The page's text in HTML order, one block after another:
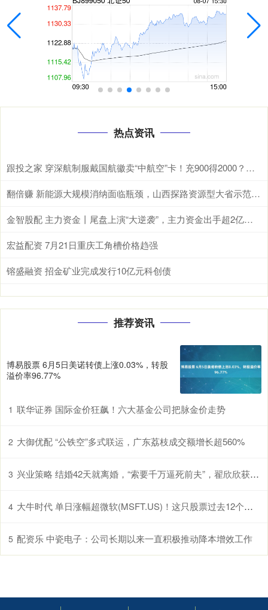
热点资讯
跟投之家 穿深航制服戴国航徽卖“中航空”卡！充900得2000？深航紧急辟谣：非员工，套路老旧
翻倍赚 新能源大规模消纳面临瓶颈，山西探路资源型大省示范样本
金智股配 主力资金丨尾盘上演“大逆袭”，主力资金出手超2亿元！
宏益配资 7月21日重庆工角槽价格趋强
镕盛融资 招金矿业完成发行10亿元科创债
推荐资讯
博易股票 6月5日美诺转债上涨0.03%，转股
溢价率96.77%
1 联华证券 国际金价狂飙！六大基金公司把脉金价走势
2 大御优配 “公铁空”多式联运，广东荔枝成交额增长超560%
3 兴业策略 结婚42天就离婚，“索要千万逼死前夫”，翟欣欣获刑12年
4 大牛时代 单日涨幅超微软(MSFT.US)！这只股票过去12个月累涨超25%
5 配资乐 中瓷电子：公司长期以来一直积极推动降本增效工作